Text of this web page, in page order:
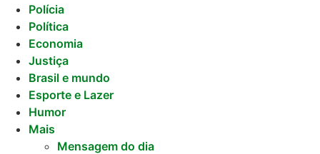
Polícia
Política
Economia
Justiça
Brasil e mundo
Esporte e Lazer
Humor
Mais
Mensagem do dia